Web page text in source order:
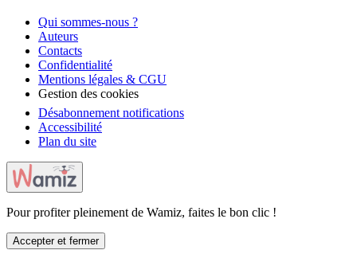
Qui sommes-nous ?
Auteurs
Contacts
Confidentialité
Mentions légales & CGU
Gestion des cookies
Désabonnement notifications
Accessibilité
Plan du site
Pour profiter pleinement de Wamiz, faites le bon clic !
Accepter et fermer